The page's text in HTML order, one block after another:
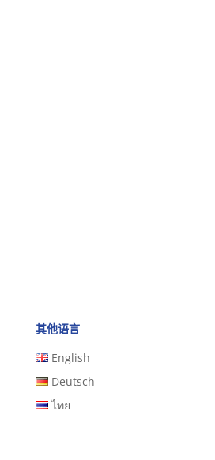
其他语言
English
Deutsch
ไทย